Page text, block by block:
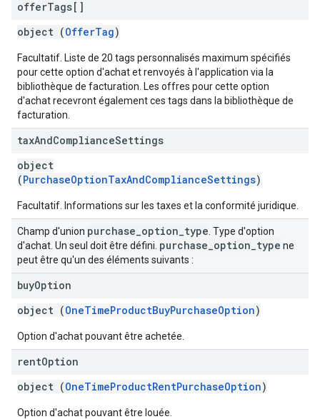
offerTags[]
object (OfferTag)
Facultatif. Liste de 20 tags personnalisés maximum spécifiés
pour cette option d'achat et renvoyés à l'application via la
bibliothèque de facturation. Les offres pour cette option
d'achat recevront également ces tags dans la bibliothèque de
facturation.
taxAndComplianceSettings
object
(PurchaseOptionTaxAndComplianceSettings)
Facultatif. Informations sur les taxes et la conformité juridique.
Champ d'union purchase option type . Type d'option
d'achat. Un seul doit être défini. purchase option type ne
peut être qu'un des éléments suivants :
buyOption
object (OneTimeProductBuyPurchaseOption)
Option d'achat pouvant être achetée.
rentOption
object (OneTimeProductRentPurchaseOption)
Option d'achat pouvant être louée.